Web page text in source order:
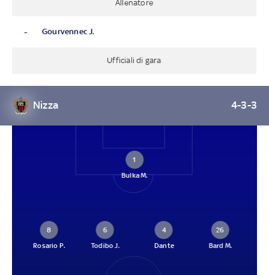
Allenatore
- Gourvennec J.
Ufficiali di gara
Nizza 4-3-3
1
Bulka M.
8
Rosario P.
6
Todibo J.
4
Dante
26
Bard M.